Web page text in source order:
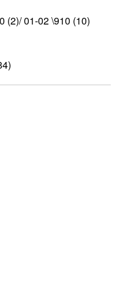
(2)/ 01-02 \910 (10)